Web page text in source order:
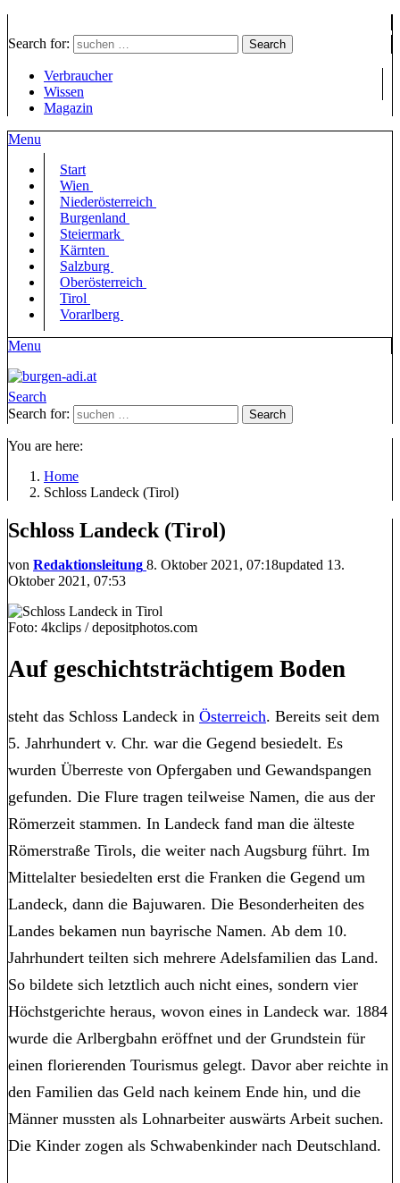
Search for: Search
Verbraucher
Wissen
Magazin
Menu
Start
Wien
Niederösterreich
Burgenland
Steiermark
Kärnten
Salzburg
Oberösterreich
Tirol
Vorarlberg
Menu
Search
Search for:
Search
You are here:
Home
Schloss Landeck (Tirol)
Schloss Landeck (Tirol)
von Redaktionsleitung 8. Oktober 2021, 07:18updated 13.
Oktober 2021, 07:53
Foto: 4kclips / depositphotos.com
Auf geschichtsträchtigem Boden
steht das Schloss Landeck in Österreich. Bereits seit dem
5. Jahrhundert v. Chr. war die Gegend besiedelt. Es
wurden Überreste von Opfergaben und Gewandspangen
gefunden. Die Flure tragen teilweise Namen, die aus der
Römerzeit stammen. In Landeck fand man die älteste
Römerstraße Tirols, die weiter nach Augsburg führt. Im
Mittelalter besiedelten erst die Franken die Gegend um
Landeck, dann die Bajuwaren. Die Besonderheiten des
Landes bekamen nun bayrische Namen. Ab dem 10.
Jahrhundert teilten sich mehrere Adelsfamilien das Land.
So bildete sich letztlich auch nicht eines, sondern vier
Höchstgerichte heraus, wovon eines in Landeck war. 1884
wurde die Arlbergbahn eröffnet und der Grundstein für
einen florierenden Tourismus gelegt. Davor aber reichte in
den Familien das Geld nach keinem Ende hin, und die
Männer mussten als Lohnarbeiter auswärts Arbeit suchen.
Die Kinder zogen als Schwabenkinder nach Deutschland.